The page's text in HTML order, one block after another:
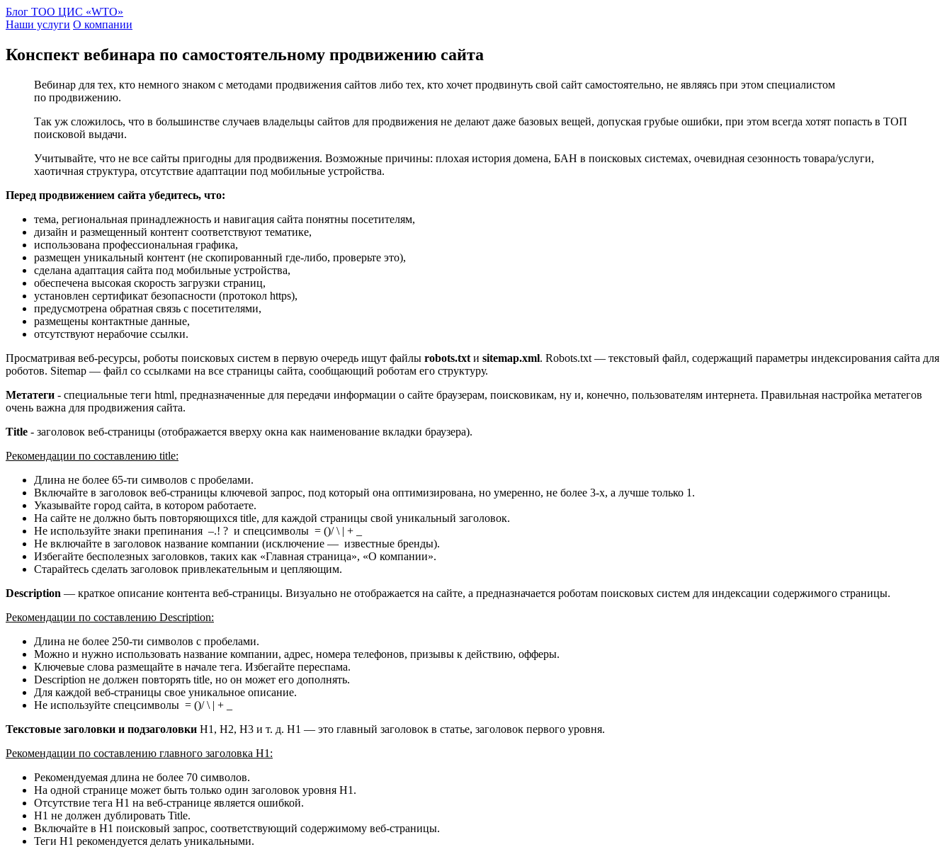
Блог ТОО ЦИС «WTO»
Наши услуги О компании
Конспект вебинара по самостоятельному продвижению сайта
Вебинар для тех, кто немного знаком с методами продвижения сайтов либо тех, кто хочет продвинуть свой сайт самостоятельно, не являясь при этом специалистом
по продвижению.
Так уж сложилось, что в большинстве случаев владельцы сайтов для продвижения не делают даже базовых вещей, допуская грубые ошибки, при этом всегда хотят попасть в ТОП
поисковой выдачи.
Учитывайте, что не все сайты пригодны для продвижения. Возможные причины: плохая история домена, БАН в поисковых системах, очевидная сезонность товара/услуги,
хаотичная структура, отсутствие адаптации под мобильные устройства.
Перед продвижением сайта убедитесь, что:
тема, региональная принадлежность и навигация сайта понятны посетителям,
дизайн и размещенный контент соответствуют тематике,
использована профессиональная графика,
размещен уникальный контент (не скопированный где-либо, проверьте это),
сделана адаптация сайта под мобильные устройства,
обеспечена высокая скорость загрузки страниц,
установлен сертификат безопасности (протокол https),
предусмотрена обратная связь с посетителями,
размещены контактные данные,
отсутствуют нерабочие ссылки.
Просматривая веб-ресурсы, роботы поисковых систем в первую очередь ищут файлы robots.txt и sitemap.xml. Robots.txt — текстовый файл, содержащий параметры индексирования сайта для
роботов. Sitemap — файл со ссылками на все страницы сайта, сообщающий роботам его структуру.
Метатеги - специальные теги html, предназначенные для передачи информации о сайте браузерам, поисковикам, ну и, конечно, пользователям интернета. Правильная настройка метатегов
очень важна для продвижения сайта.
Title - заголовок веб-страницы (отображается вверху окна как наименование вкладки браузера).
Рекомендации по составлению title:
Длина не более 65-ти символов с пробелами.
Включайте в заголовок веб-страницы ключевой запрос, под который она оптимизирована, но умеренно, не более 3-х, а лучше только 1.
Указывайте город сайта, в котором работаете.
На сайте не должно быть повторяющихся title, для каждой страницы свой уникальный заголовок.
Не используйте знаки препинания –.! ? и спецсимволы = ()/ \ | + _
Не включайте в заголовок название компании (исключение — известные бренды).
Избегайте бесполезных заголовков, таких как «Главная страница», «О компании».
Старайтесь сделать заголовок привлекательным и цепляющим.
Description — краткое описание контента веб-страницы. Визуально не отображается на сайте, а предназначается роботам поисковых систем для индексации содержимого страницы.
Рекомендации по составлению Description:
Длина не более 250-ти символов с пробелами.
Можно и нужно использовать название компании, адрес, номера телефонов, призывы к действию, офферы.
Ключевые слова размещайте в начале тега. Избегайте переспама.
Description не должен повторять title, но он может его дополнять.
Для каждой веб-страницы свое уникальное описание.
Не используйте спецсимволы = ()/ \ | + _
Текстовые заголовки и подзаголовки H1, H2, H3 и т. д. H1 — это главный заголовок в статье, заголовок первого уровня.
Рекомендации по составлению главного заголовка H1:
Рекомендуемая длина не более 70 символов.
На одной странице может быть только один заголовок уровня H1.
Отсутствие тега H1 на веб-странице является ошибкой.
H1 не должен дублировать Title.
Включайте в H1 поисковый запрос, соответствующий содержимому веб-страницы.
Теги H1 рекомендуется делать уникальными.